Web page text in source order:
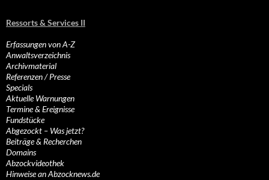
Ressorts & Services II
Erfassungen von A-Z
Anwaltsverzeichnis
Archivmaterial
Referenzen / Presse
Specials
Aktuelle Warnungen
Termine & Ereignisse
Fundstücke
Abgezockt – Was jetzt?
Beiträge & Recherchen
Domains
Abzockvideothek
Hinweise an Abzocknews.de